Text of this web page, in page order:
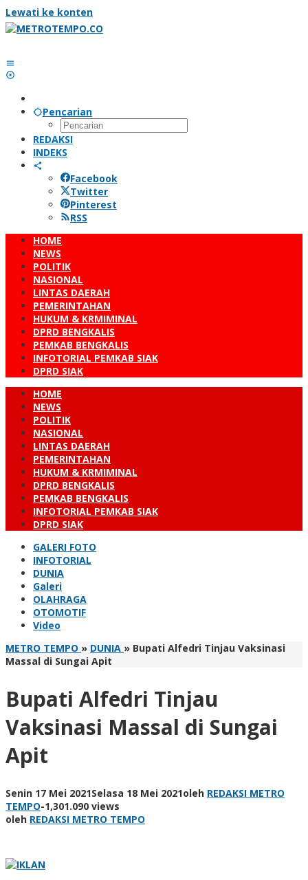
Lewati ke konten
Pencarian
REDAKSI
INDEKS
Facebook
Twitter
Pinterest
RSS
HOME
NEWS
POLITIK
NASIONAL
LINTAS DAERAH
PEMERINTAHAN
HUKUM & KRMIMINAL
DPRD BENGKALIS
PEMKAB BENGKALIS
INFOTORIAL PEMKAB SIAK
DPRD SIAK
HOME
NEWS
POLITIK
NASIONAL
LINTAS DAERAH
PEMERINTAHAN
HUKUM & KRMIMINAL
DPRD BENGKALIS
PEMKAB BENGKALIS
INFOTORIAL PEMKAB SIAK
DPRD SIAK
GALERI FOTO
INFOTORIAL
DUNIA
Galeri
OLAHRAGA
OTOMOTIF
Video
METRO TEMPO » DUNIA » Bupati Alfedri Tinjau Vaksinasi
Massal di Sungai Apit
Bupati Alfedri Tinjau
Vaksinasi Massal di Sungai
Apit
Senin 17 Mei 2021Selasa 18 Mei 2021oleh REDAKSI METRO
TEMPO-1,301.090 views
oleh REDAKSI METRO TEMPO